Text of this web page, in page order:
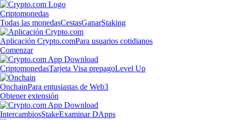
Criptomonedas
Todas las monedasCestasGanarStaking
Aplicación Crypto.comPara usuarios cotidianos
Comenzar
CriptomonedasTarjeta Visa prepagoLevel Up
OnchainPara entusiastas de Web3
Obtener extensión
IntercambiosStakeExaminar DApps